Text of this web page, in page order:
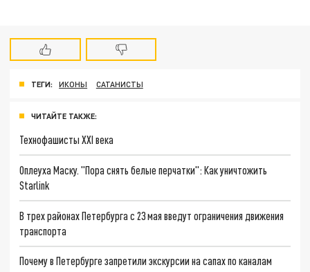
ТЕГИ: ИКОНЫ САТАНИСТЫ
ЧИТАЙТЕ ТАКЖЕ:
Технофашисты XXI века
Оплеуха Маску. "Пора снять белые перчатки": Как уничтожить
Starlink
В трех районах Петербурга с 23 мая введут ограничения движения
транспорта
Почему в Петербурге запретили экскурсии на сапах по каналам